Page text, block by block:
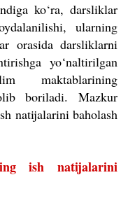
ko‘ra, darsliklar
ularning
orasida darsliklarni
yo‘naltirilgan
maktablarining
boriladi. Mazkur
natijalarini baholash
ish natijalarini